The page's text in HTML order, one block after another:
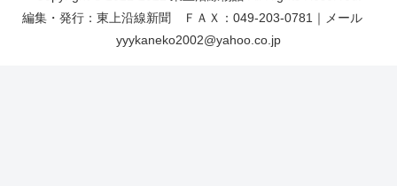
編集・発行：東上沿線新聞 ＦＡＸ：049-203-0781｜メール
yyykaneko2002@yahoo.co.jp